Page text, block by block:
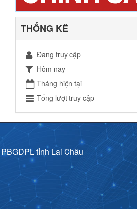
THỐNG KÊ
Đang truy cập
Hôm nay
Tháng hiện tại
Tổng lượt truy cập
tỉnh Lai Châu